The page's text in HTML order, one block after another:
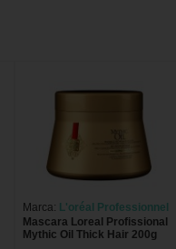
Marca: L'oréal Professionnel
Mascara Loreal Profissional
Mythic Oil Thick Hair 200g